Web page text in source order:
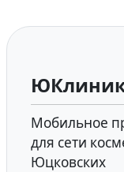
Мобильное
для сети
Юцковских